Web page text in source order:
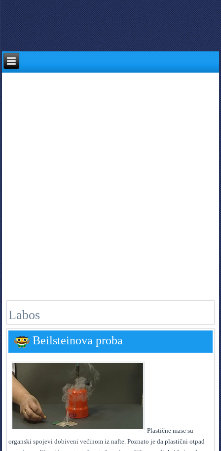
Labos
Beilsteinova proba
Plastične mase su
organski spojevi dobiveni većinom iz nafte. Poznato je da plastični otpad